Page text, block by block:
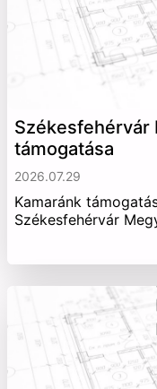
Székesfehérvár
támogatása
2026.07.29
Kamaránk
Székesfehérvár